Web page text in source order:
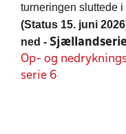
turneringen sluttede
(Status 15. juni
ned -
Op- og
serie 6